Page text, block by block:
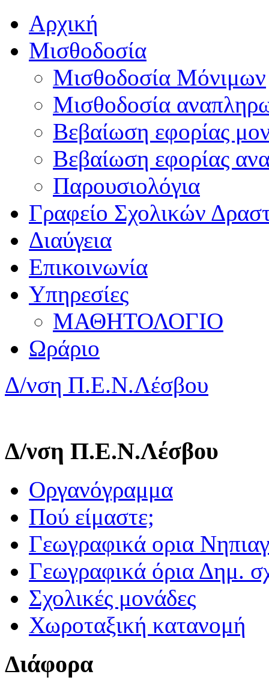
Αρχική
Μισθοδοσία
Μισθοδοσία Μόνιμων
Μισθοδοσία
Βεβαίωση εφορίας
Βεβαίωση εφορίας
Παρουσιολόγια
Γραφείο Σχολικών
Διαύγεια
Επικοινωνία
Υπηρεσίες
ΜΑΘΗΤΟΛΟΓΙΟ
Ωράριο
Δ/νση Π.Ε.Ν.Λέσβου
Δ/νση Π.Ε.Ν.Λέσβου
Οργανόγραμμα
Πού είμαστε;
Γεωγραφικά ορια
Γεωγραφικά όρια Δημ.
Σχολικές μονάδες
Χωροταξική κατανομή
Διάφορα